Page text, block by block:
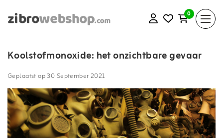
0
Koolstofmonoxide: het onzichtbare gevaar
Geplaatst op30 September 2021